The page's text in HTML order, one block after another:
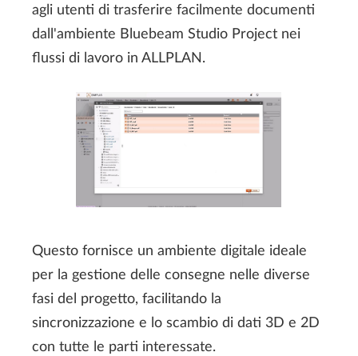
agli utenti di trasferire facilmente documenti
dall'ambiente Bluebeam Studio Project nei
flussi di lavoro in ALLPLAN.
Questo fornisce un ambiente digitale ideale
per la gestione delle consegne nelle diverse
fasi del progetto, facilitando la
sincronizzazione e lo scambio di dati 3D e 2D
con tutte le parti interessate.